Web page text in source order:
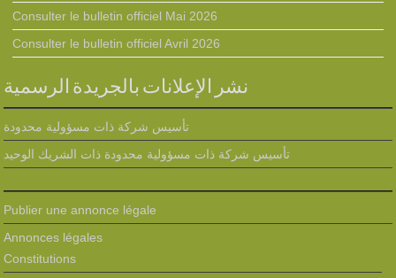
Consulter le bulletin officiel Mai 2026
Consulter le bulletin officiel Avril 2026
نشر الإعلانات بالجريدة الرسمية
تأسيس شركة ذات مسؤولية محدودة
تأسيس شركة ذات مسؤولية محدودة ذات الشريك الوحيد
Publier une annonce légale
Annonces légales
Constitutions